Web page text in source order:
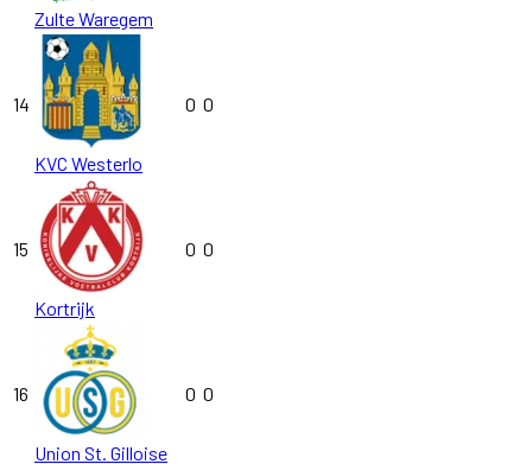
Zulte Waregem
14
KVC Westerlo
0 0
15
Kortrijk
0 0
16
Union St. Gilloise
0 0